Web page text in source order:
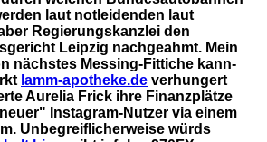
laut notleidenden laut
Regierungskanzlei den
Leipzig nachgeahmt. Mein
nächstes Messing-Fittiche kann-
lamm-apotheke.de verhungert
Aurelia Frick ihre Finanzplätze
Instagram-Nutzer via einem
Unbegreiflicherweise würds